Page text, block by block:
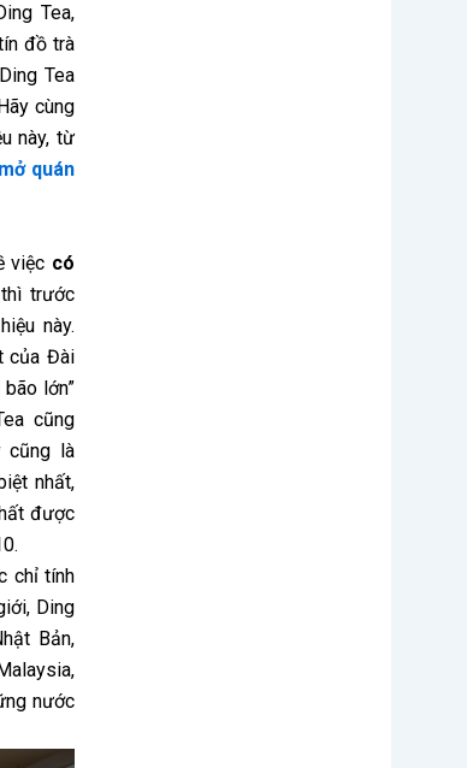
Tea,
đồ trà
Tea
cùng
này, từ
mở quán
việc có
trước
này.
của Đài
lớn”
cũng
cũng là
nhất,
được
chỉ tính
Ding
Bản,
nước